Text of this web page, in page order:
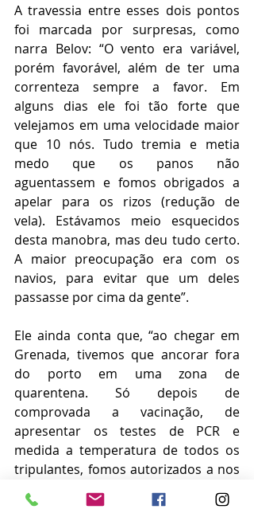
A travessia entre esses dois pontos
foi marcada por surpresas, como
narra Belov: “O vento era variável,
porém favorável, além de ter uma
correnteza sempre a favor. Em
alguns dias ele foi tão forte que
velejamos em uma velocidade maior
que 10 nós. Tudo tremia e metia
medo que os panos não
aguentassem e fomos obrigados a
apelar para os rizos (redução de
vela). Estávamos meio esquecidos
desta manobra, mas deu tudo certo.
A maior preocupação era com os
navios, para evitar que um deles
passasse por cima da gente”.
Ele ainda conta que, “ao chegar em
Grenada, tivemos que ancorar fora
do porto em uma zona de
quarentena. Só depois de
comprovada a vacinação, de
apresentar os testes de PCR e
medida a temperatura de todos os
tripulantes, fomos autorizados a nos
dirigir para a Marina Port Louis, onde
fomos recebidos pela imigração e